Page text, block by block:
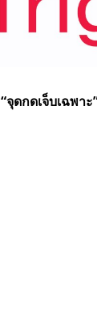
“จุดกดเจ็บเฉพา